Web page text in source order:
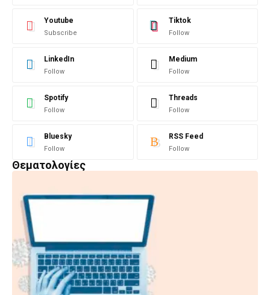
Youtube
Subscribe
Tiktok
Follow
LinkedIn
Follow
Medium
Follow
Spotify
Follow
Threads
Follow
Bluesky
Follow
RSS Feed
Follow
Θεματολογίες